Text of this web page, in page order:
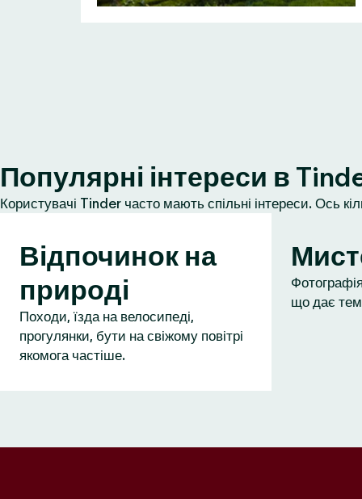
Популярні інтереси в
Користувачі Tinder часто мають спільні інтереси. Ось
Відпочинок на
природі
Походи, їзда на велосипеді,
прогулянки, бути на свіжому повітрі
якомога частіше.
що дає